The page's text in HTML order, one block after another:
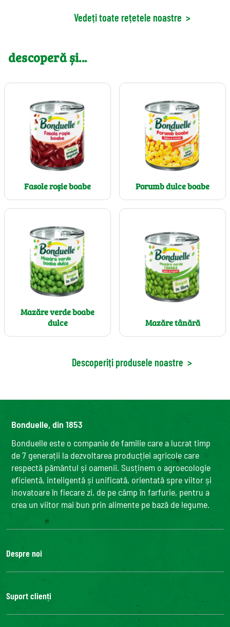
Vedeți toate rețetele noastre >
descoperă și...
Fasole roşie boabe Porumb dulce boabe
Mazăre verde boabe
dulce
Mazăre tânără
Descoperiți produsele noastre >
Bonduelle, din 1853
Bonduelle este o companie de familie care a lucrat timp
de 7 generații la dezvoltarea producției agricole care
respectă pământul și oamenii. Susținem o agroecologie
eficientă, inteligentă și unificată, orientată spre viitor și
inovatoare în fiecare zi, de pe câmp în farfurie, pentru a
crea un viitor mai bun prin alimente pe bază de legume.
Despre noi
Grupul Bonduelle
Bonduelle Food Service
Suport clienți
Contactează-ne